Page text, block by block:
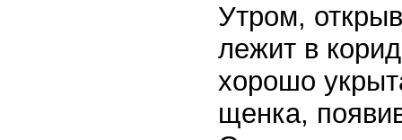
Утром,
лежит в
хорошо
щенка,